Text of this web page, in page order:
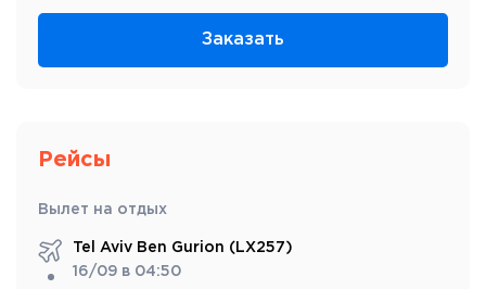
Заказать
Рейсы
Вылет на отдых
Tel Aviv Ben Gurion (LX257)
16/09 в 04:50